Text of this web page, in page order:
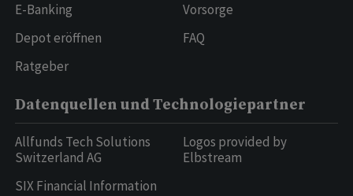
E-Banking
Depot eröffnen
Ratgeber
Vorsorge
FAQ
Datenquellen und Technologiepartner
Allfunds Tech Solutions
Switzerland AG
SIX Financial Information
Logos provided by
Elbstream